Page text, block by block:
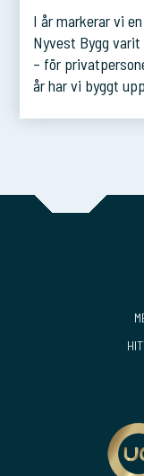
I år markerar vi
Nyvest Bygg
– för
år har vi byggt